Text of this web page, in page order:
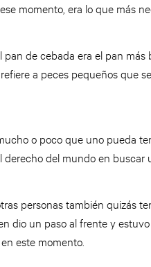
momento, era lo que más
de cebada era el pan
a peces pequeños que
o poco que uno pueda
derecho del mundo en
personas también quizás
dio un paso al frente y
este momento.